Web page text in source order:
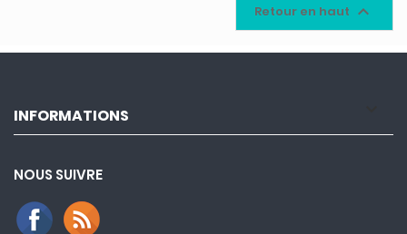
Retour en haut 
INFORMATIONS
NOUS SUIVRE